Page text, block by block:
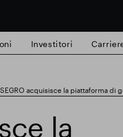
Investitori
SEGRO acquisisce la piattaforma di
la